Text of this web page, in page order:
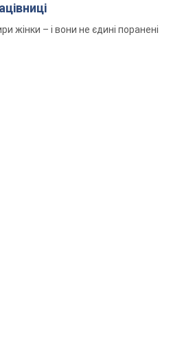
жінки – і вони не єдині поранені